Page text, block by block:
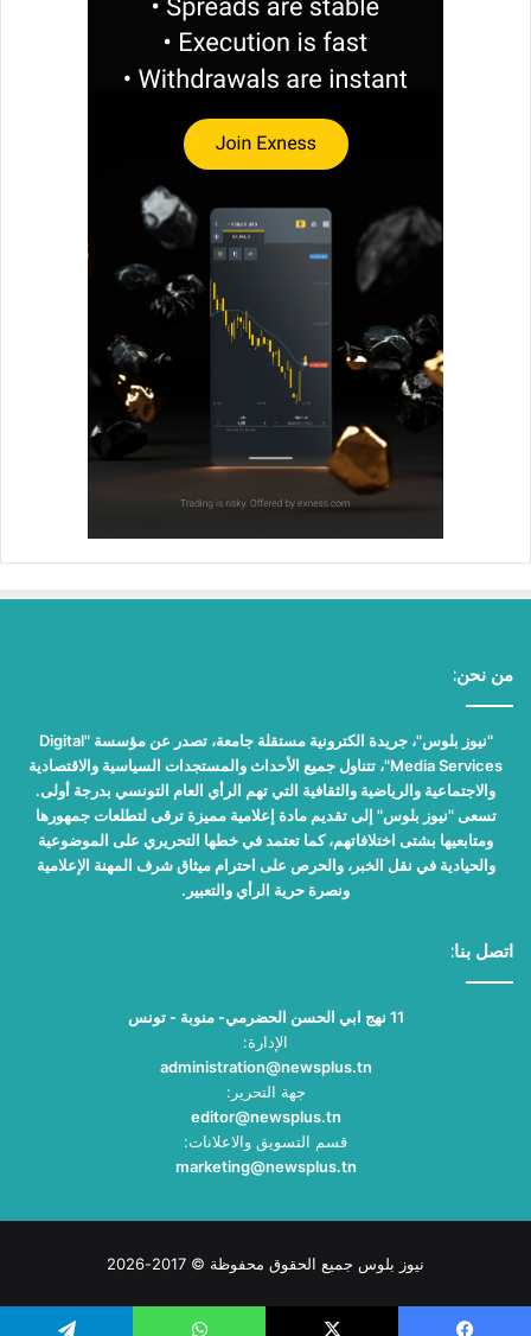
من نحن:
"نيوز بلوس"، جريدة الكترونية مستقلة جامعة، تصدر عن مؤسسة "Digital
Media Services"، تتناول جميع الأحداث والمستجدات السياسية والاقتصادية
والاجتماعية والرياضية والثقافية التي تهم الرأي العام التونسي بدرجة أولى.
تسعى "نيوز بلوس" إلى تقديم مادة إعلامية مميزة ترقى لتطلعات جمهورها
ومتابعيها بشتى اختلافاتهم، كما تعتمد في خطها التحريري على الموضوعية
والحيادية في نقل الخبر، والحرص على احترام ميثاق شرف المهنة الإعلامية
ونصرة حرية الرأي والتعبير.
اتصل بنا:
11 نهج ابي الحسن الحضرمي- منوبة - تونس
الإدارة:
administration@newsplus.tn
جهة التحرير:
editor@newsplus.tn
قسم التسويق والاعلانات:
marketing@newsplus.tn
نيوز بلوس جميع الحقوق محفوظة © 2017-2026